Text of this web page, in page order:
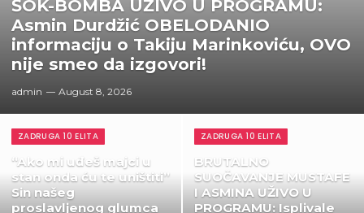
ŠOK-BOMBA UŽIVO U PROGRAMU:
Asmin Durdžić OBELODANIO
informaciju o Takiju Marinkoviću, OVO
nije smeo da izgovori!
admin August 8, 2026
ZADRUGA 10 ELITA
“Ako mi uđeš majci u
stan onda ću te uništiti”
Sin našeg
proslavljenog glumca
ZADRUGA 10 ELITA
BRUTALNO
SUOČAVANJE MUSTAFE
I ASMINA UŽIVO U
PROGRAMU: Isplivale